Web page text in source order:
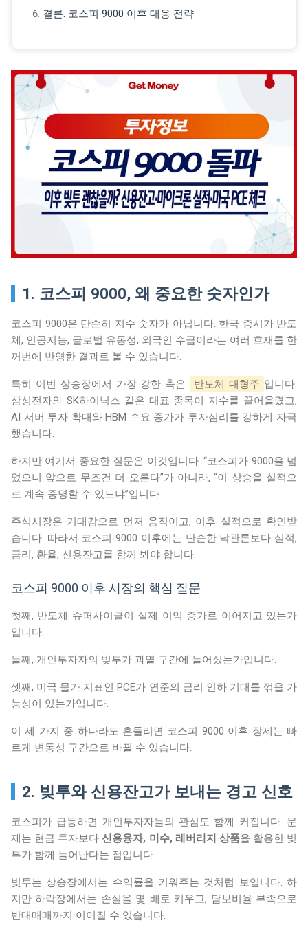
결론: 코스피 9000 이후 대응 전략
1. 코스피 9000, 왜 중요한 숫자인가
코스피 9000은 단순히 지수 숫자가 아닙니다. 한국 증시가 반도
체, 인공지능, 글로벌 유동성, 외국인 수급이라는 여러 호재를 한
꺼번에 반영한 결과로 볼 수 있습니다.
특히 이번 상승장에서 가장 강한 축은 반도체 대형주 입니다.
삼성전자와 SK하이닉스 같은 대표 종목이 지수를 끌어올렸고,
AI 서버 투자 확대와 HBM 수요 증가가 투자심리를 강하게 자극
했습니다.
하지만 여기서 중요한 질문은 이것입니다. “코스피가 9000을 넘
었으니 앞으로 무조건 더 오른다”가 아니라, “이 상승을 실적으
로 계속 증명할 수 있느냐”입니다.
주식시장은 기대감으로 먼저 움직이고, 이후 실적으로 확인받
습니다. 따라서 코스피 9000 이후에는 단순한 낙관론보다 실적,
금리, 환율, 신용잔고를 함께 봐야 합니다.
코스피 9000 이후 시장의 핵심 질문
첫째, 반도체 슈퍼사이클이 실제 이익 증가로 이어지고 있는가
입니다.
둘째, 개인투자자의 빚투가 과열 구간에 들어섰는가입니다.
셋째, 미국 물가 지표인 PCE가 연준의 금리 인하 기대를 꺾을 가
능성이 있는가입니다.
이 세 가지 중 하나라도 흔들리면 코스피 9000 이후 장세는 빠
르게 변동성 구간으로 바뀔 수 있습니다.
2. 빚투와 신용잔고가 보내는 경고 신호
코스피가 급등하면 개인투자자들의 관심도 함께 커집니다. 문
제는 현금 투자보다 신용융자, 미수, 레버리지 상품을 활용한 빚
투가 함께 늘어난다는 점입니다.
빚투는 상승장에서는 수익률을 키워주는 것처럼 보입니다. 하
지만 하락장에서는 손실을 몇 배로 키우고, 담보비율 부족으로
반대매매까지 이어질 수 있습니다.